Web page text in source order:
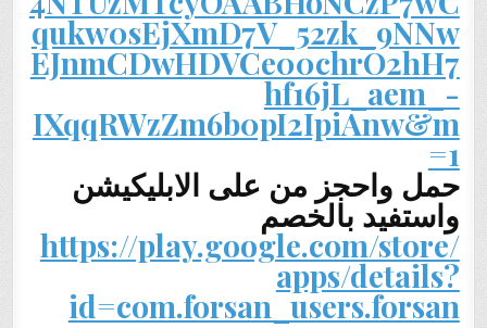
qukw0sEjXmD7V_52zk_9NNw
EJnmCDwHDVCe00chrO2hH7
hf16jL_aem_-
IXqqRWzZm6b0pI2IpiAnw&m
=1
حمل واحجز من على الابليكيشن
واستفيد بالخصم
https://play.google.com/store/
apps/details?
id=com.forsan_users.forsan